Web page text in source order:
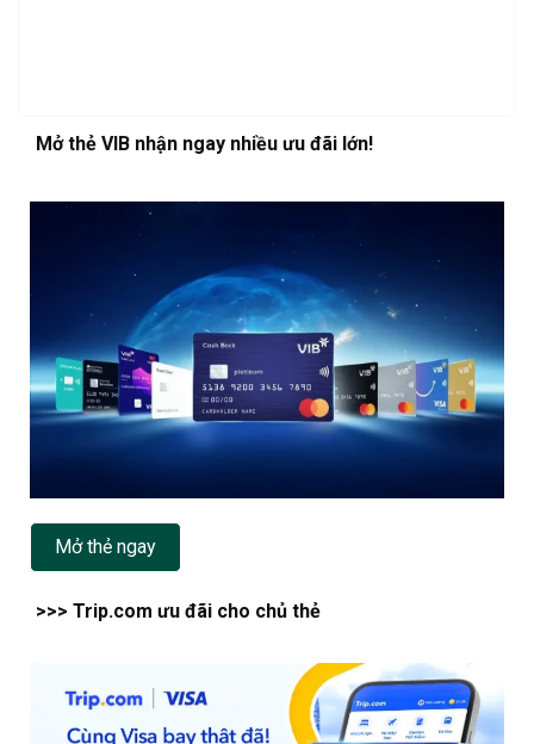
Mở thẻ VIB nhận ngay nhiều ưu đãi lớn!
Mở thẻ ngay
>>> Trip.com ưu đãi cho chủ thẻ